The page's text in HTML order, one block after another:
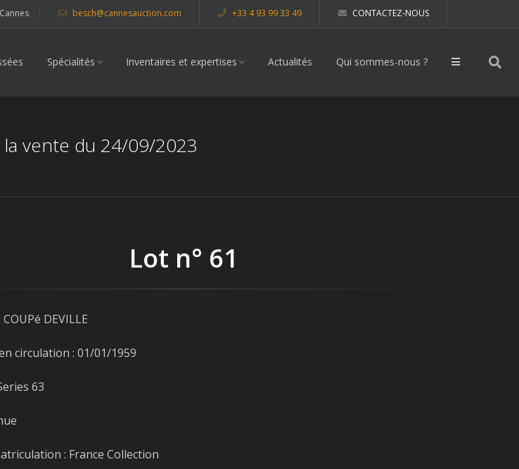
besch@cannesauction.com +33 4 93 99 33 49 CONTACTEZ-NOUS
Spécialités Inventaires et expertises Actualités Qui sommes-nous ?
vente du 24/09/2023
Lot n° 61
DEVILLE
circulation : 01/01/1959
63
: France Collection